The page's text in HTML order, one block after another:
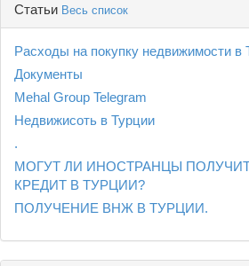
Статьи Весь список
Расходы на покупку недвижимости в
Документы
Mehal Group Telegram
Недвижисоть в Турции
.
МОГУТ ЛИ ИНОСТРАНЦЫ
КРЕДИТ В ТУРЦИИ?
ПОЛУЧЕНИЕ ВНЖ В ТУРЦИИ.